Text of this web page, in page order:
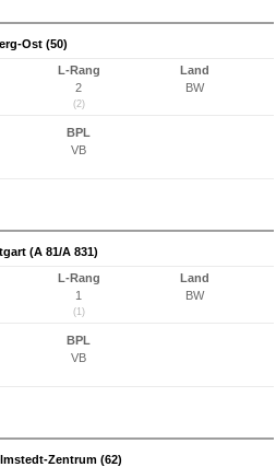
Ost (50)
L-Rang
2
(2)
Land
BW
BPL
VB
(A 81/A 831)
L-Rang
1
(1)
Land
BW
BPL
VB
Zentrum (62)